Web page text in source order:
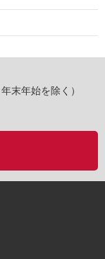
末年始を除く）